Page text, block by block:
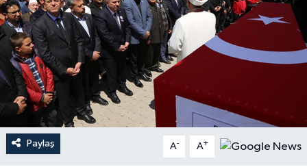
Paylaş A- A+
Artvin Müftülüğü
Aydın Müftülüğü
Balıkesir Müftülüğü
Bartın Müftülüğü
Kurban
Mukabele
Peygamberimizin Hayatı
Ramazan
DİYANET AKADEMİ
DİYANET GENÇLİK
DİYANET RADYO/TV
DEPREM